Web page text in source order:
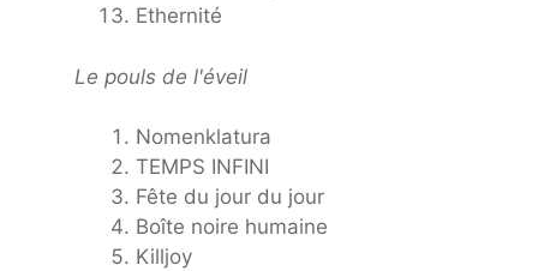
Ethernité
Le pouls de l'éveil
Nomenklatura
TEMPS INFINI
Fête du jour du jour
Boîte noire humaine
Killjoy